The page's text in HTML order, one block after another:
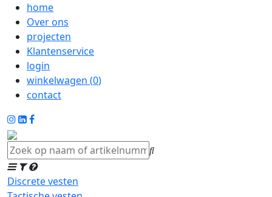
home
Over ons
projecten
Klantenservice
login
winkelwagen (0)
contact
Discrete vesten